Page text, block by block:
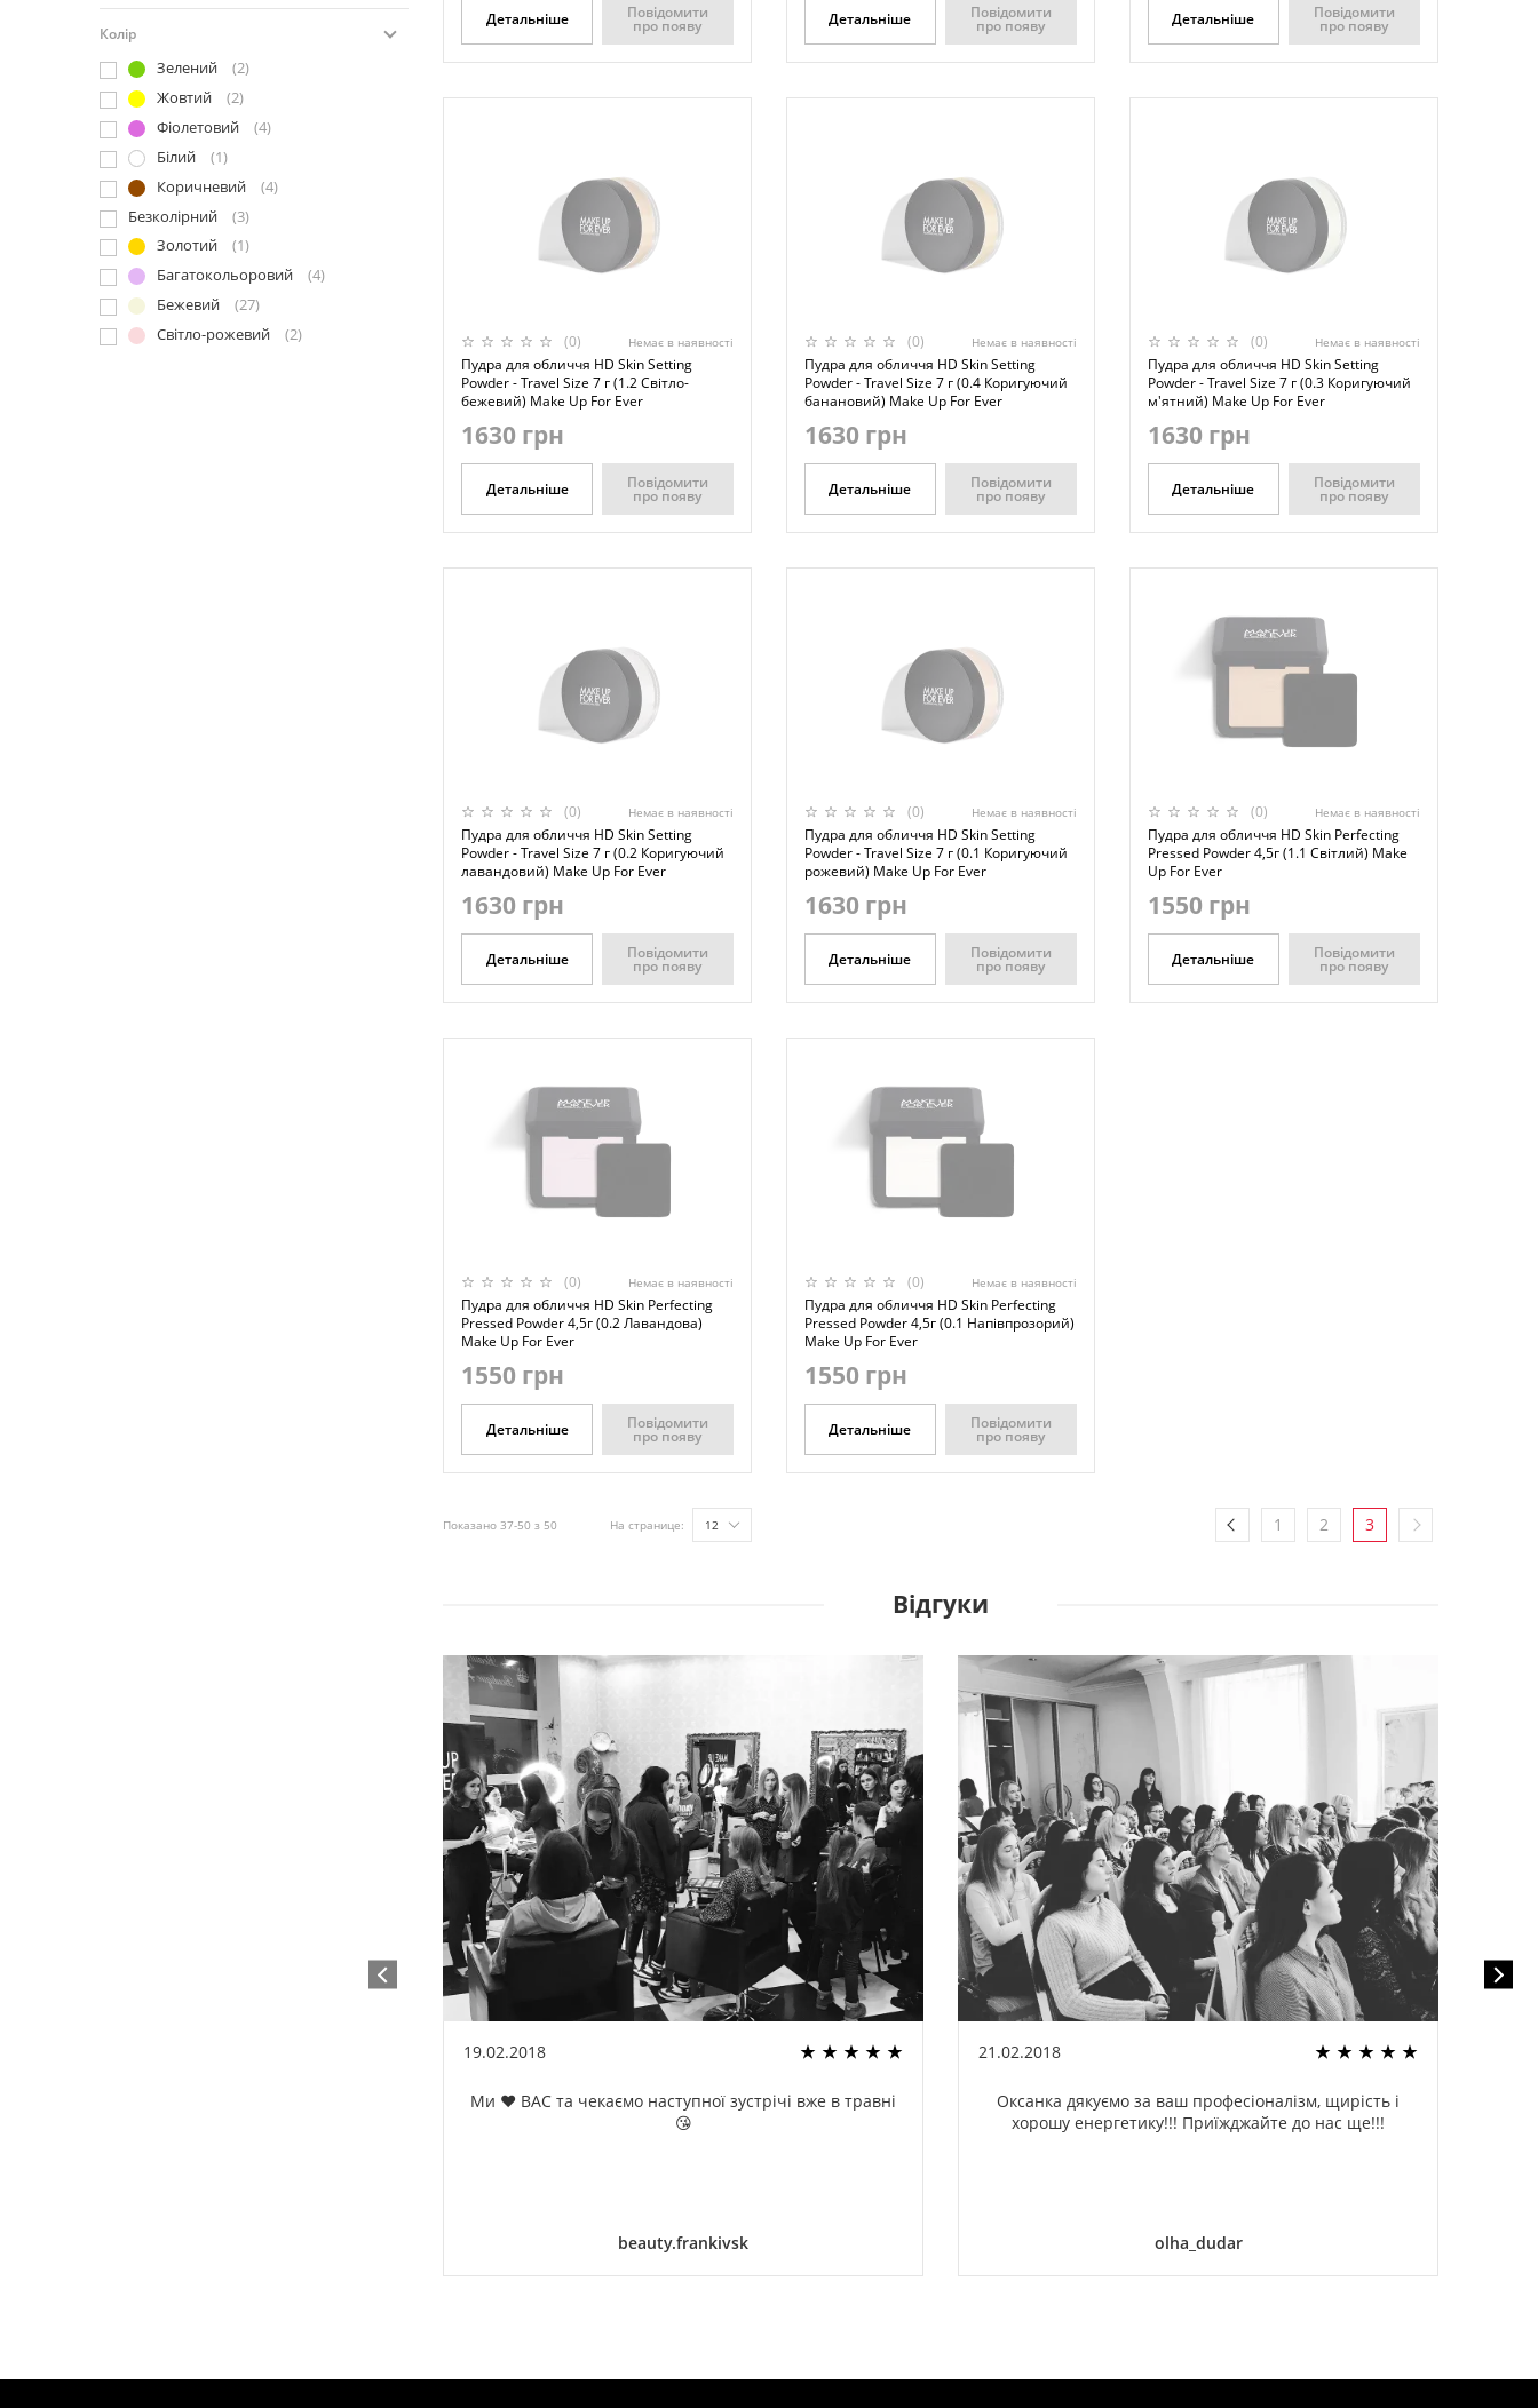
Колір
Зелений
(2)
Жовтий
(2)
Фіолетовий
(4)
Білий
(1)
Коричневий
(4)
Безколірний
(3)
Золотий
(1)
Багатокольоровий
(4)
Бежевий
(27)
Світло-рожевий
(2)
Детальніше Повідомити
про появу Детальніше Повідомити
про появу Детальніше Повідомити
про появу
(0) Немає в наявності
Пудра для обличчя HD Skin Setting
Powder - Travel Size 7 г (1.2 Світло-
бежевий) Make Up For Ever
1630 грн
Детальніше Повідомити
про появу
(0) Немає в наявності
Пудра для обличчя HD Skin Setting
Powder - Travel Size 7 г (0.4 Коригуючий
банановий) Make Up For Ever
1630 грн
Детальніше Повідомити
про появу
(0) Немає в наявності
Пудра для обличчя HD Skin Setting
Powder - Travel Size 7 г (0.3 Коригуючий
м'ятний) Make Up For Ever
1630 грн
Детальніше Повідомити
про появу
(0) Немає в наявності
Пудра для обличчя HD Skin Setting
Powder - Travel Size 7 г (0.2 Коригуючий
лавандовий) Make Up For Ever
1630 грн
Детальніше Повідомити
про появу
(0) Немає в наявності
Пудра для обличчя HD Skin Setting
Powder - Travel Size 7 г (0.1 Коригуючий
рожевий) Make Up For Ever
1630 грн
Детальніше Повідомити
про появу
(0) Немає в наявності
Пудра для обличчя HD Skin Perfecting
Pressed Powder 4,5г (1.1 Світлий) Make
Up For Ever
1550 грн
Детальніше Повідомити
про появу
(0) Немає в наявності
Пудра для обличчя HD Skin Perfecting
Pressed Powder 4,5г (0.2 Лавандова)
Make Up For Ever
1550 грн
Детальніше Повідомити
про появу
(0) Немає в наявності
Пудра для обличчя HD Skin Perfecting
Pressed Powder 4,5г (0.1 Напівпрозорий)
Make Up For Ever
1550 грн
Детальніше Повідомити
про появу
Показано 37-50 з 50 На странице: 12 1 2 3
Відгуки
19.02.2018
Ми ❤️ ВАС та чекаємо наступної зустрічі вже в травні
😘
beauty.frankivsk
21.02.2018
Оксанка дякуємо за ваш професіоналізм, щирість і
хорошу енергетику!!! Приїжджайте до нас ще!!!
olha_dudar